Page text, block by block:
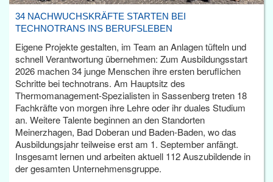
34 NACHWUCHSKRÄFTE STARTEN BEI
TECHNOTRANS INS BERUFSLEBEN
Eigene Projekte gestalten, im Team an Anlagen tüfteln und
schnell Verantwortung übernehmen: Zum Ausbildungsstart
2026 machen 34 junge Menschen ihre ersten beruflichen
Schritte bei technotrans. Am Hauptsitz des
Thermomanagement-Spezialisten in Sassenberg treten 18
Fachkräfte von morgen ihre Lehre oder ihr duales Studium
an. Weitere Talente beginnen an den Standorten
Meinerzhagen, Bad Doberan und Baden-Baden, wo das
Ausbildungsjahr teilweise erst am 1. September anfängt.
Insgesamt lernen und arbeiten aktuell 112 Auszubildende in
der gesamten Unternehmensgruppe.